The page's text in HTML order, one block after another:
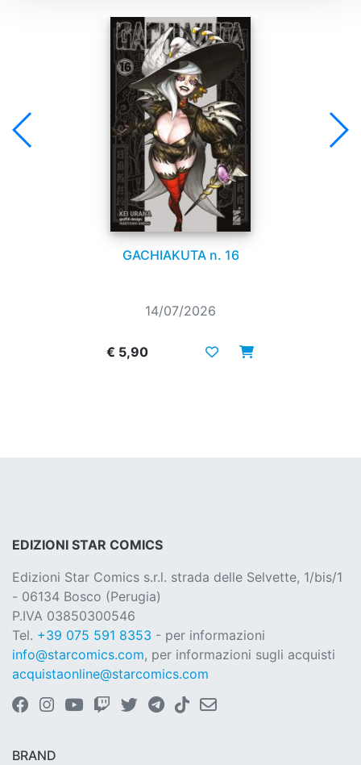
GACHIAKUTA n. 16
14/07/2026
€ 5,90
EDIZIONI STAR COMICS
Edizioni Star Comics s.r.l. strada delle Selvette, 1/bis/1
- 06134 Bosco (Perugia)
P.IVA 03850300546
Tel. +39 075 591 8353 - per informazioni
info@starcomics.com, per informazioni sugli acquisti
acquistaonline@starcomics.com
BRAND